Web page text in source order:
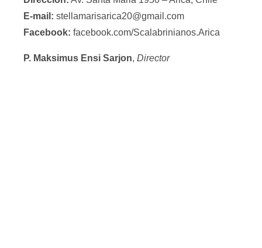
E-mail: stellamarisarica20@gmail.com
Facebook: facebook.com/Scalabrinianos.Arica
P. Maksimus Ensi Sarjon, Director